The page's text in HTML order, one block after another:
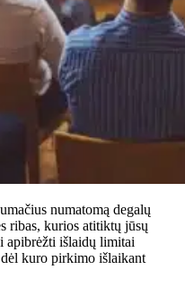
numatomą degalų
ribas, kurios atitiktų jūsų
apibrėžti išlaidų limitai
kuro pirkimo išlaikant